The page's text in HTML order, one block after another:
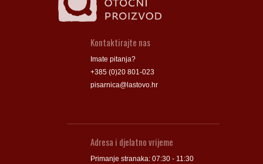
Kontaktirajte nas
Imate pitanja?
+385 (0)20 801-023
pisarnica@lastovo.hr
Adresa i djelatno vrijeme
Primanje stranaka: 07:30 - 11:30